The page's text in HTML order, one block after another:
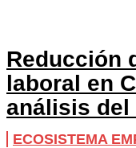
Reducción
laboral en
análisis del
ECOSISTEMA